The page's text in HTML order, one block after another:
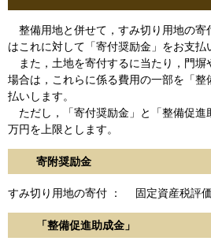
整備用地と併せて，すみ切り用地の寄
はこれに対して「寄付奨励金」をお支払
また，土地を寄付するに当たり，門塀
場合は，これらに係る費用の一部を「整
払いします。
ただし，「寄付奨励金」と「整備促進
万円を上限とします。
寄附奨励金
すみ切り用地の寄付 ： 固定資産税評
「整備促進助成金」